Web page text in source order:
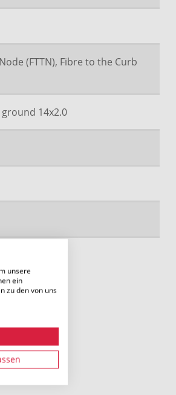
unsere
ein
zu den von uns
(FTTN), Fibre to the Curb
14x2.0